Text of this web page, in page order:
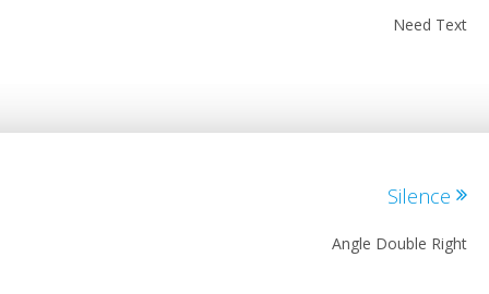
Need
Angle Double